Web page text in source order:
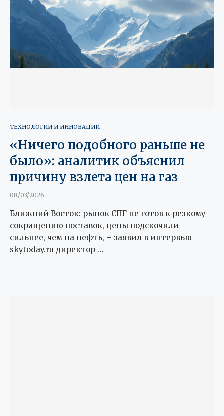
ТЕХНОЛОГИИ И ИННОВАЦИИ
«Ничего подобного раньше не
было»: аналитик объяснил
причину взлета цен на газ
08/03/2026
Ближний Восток: рынок СПГ не готов к резкому
сокращению поставок, цены подскочили
сильнее, чем на нефть, – заявил в интервью
skytoday.ru директор …